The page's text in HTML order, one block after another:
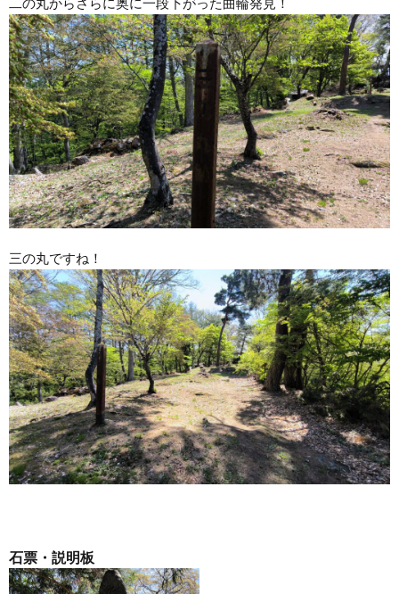
三の丸ですね！
石票・説明板